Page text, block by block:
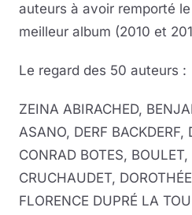
auteurs à avoir remporté
meilleur album (2010 et
Le regard des 50 auteurs :
ZEINA ABIRACHED,
ASANO, DERF BACKDERF,
CONRAD BOTES, BOULET,
CRUCHAUDET,
FLORENCE DUPRÉ LA